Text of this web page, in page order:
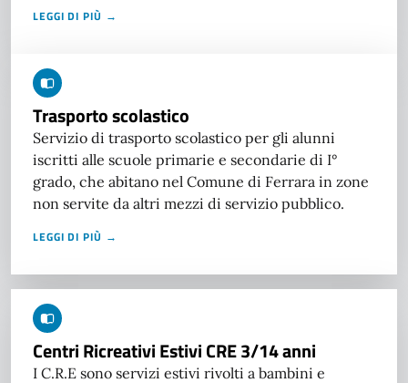
LEGGI DI PIÙ →
Trasporto scolastico
Servizio di trasporto scolastico per gli alunni
iscritti alle scuole primarie e secondarie di I°
grado, che abitano nel Comune di Ferrara in zone
non servite da altri mezzi di servizio pubblico.
LEGGI DI PIÙ →
Centri Ricreativi Estivi CRE 3/14 anni
I C.R.E sono servizi estivi rivolti a bambini e